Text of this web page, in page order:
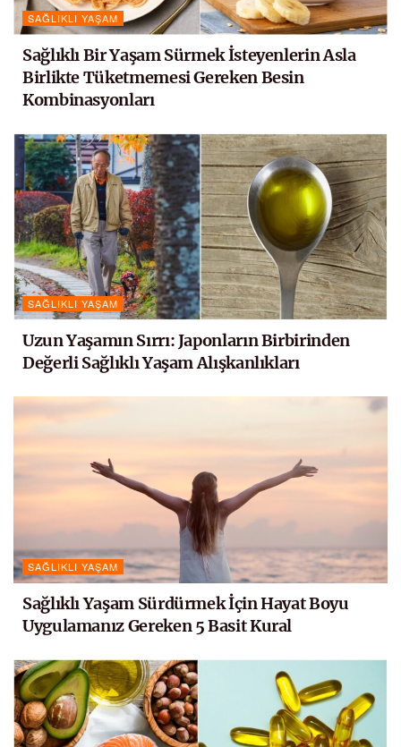
SAĞLIKLI YAŞAM
Sağlıklı Bir Yaşam Sürmek İsteyenlerin Asla
Birlikte Tüketmemesi Gereken Besin
Kombinasyonları
SAĞLIKLI YAŞAM
Uzun Yaşamın Sırrı: Japonların Birbirinden
Değerli Sağlıklı Yaşam Alışkanlıkları
SAĞLIKLI YAŞAM
Sağlıklı Yaşam Sürdürmek İçin Hayat Boyu
Uygulamanız Gereken 5 Basit Kural